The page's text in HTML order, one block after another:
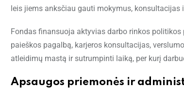
leis jiems anksčiau gauti mokymus,
Fondas finansuoja aktyvias darbo rinkos
paieškos pagalbą, karjeros konsultacijas,
atleidimų mastą ir sutrumpinti laiką, per kurį
Apsaugos priemonės ir